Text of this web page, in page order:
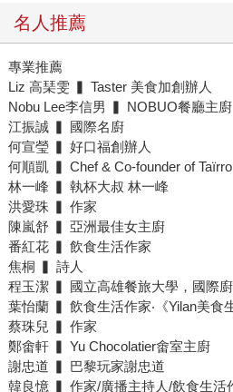
名人推薦
專業推薦
Liz 高琹雯 ▍ Taster 美食加創辦人
Nobu Lee李信男 ▍ NOBUO餐廳主廚
江振誠 ▍ 國際名廚
何宣瑩 ▍ 好口福創辦人
何順凱 ▍ Chef & Co-founder of
林一峰 ▍ 執杯大叔 林一峰
洪愛珠 ▍ 作家
陳嵐舒 ▍ 亞洲最佳女主廚
番紅花 ▍ 飲食生活作家
焦桐 ▍ 詩人
程玉潔 ▍ 國立高雄餐旅大學，國際
葉怡蘭 ▍ 飲食生活作家‧《Yilan美食
蔡珠兒 ▍ 作家
鄭畬軒 ▍ Yu Chocolatier畬室主廚
謝忠道 ▍ 巴黎玩家謝忠道
韓良憶 ▍ 作家/廣播主持人/飲食生活